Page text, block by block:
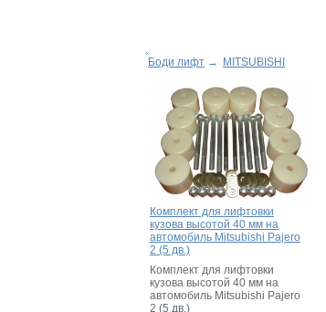
Боди лифт → MITSUBISHI
Комплект для лифтовки
кузова высотой 40 мм на
автомобиль Mitsubishi Pajero
2 (5 дв.)
Комплект для лифтовки
кузова высотой 40 мм на
автомобиль Mitsubishi Pajero
2 (5 дв.)